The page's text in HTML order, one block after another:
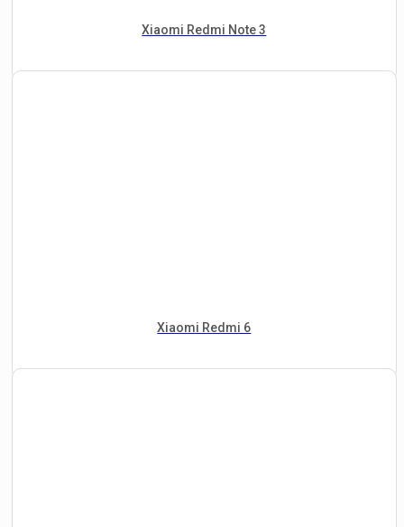
Xiaomi Redmi Note 3
Xiaomi Redmi 6